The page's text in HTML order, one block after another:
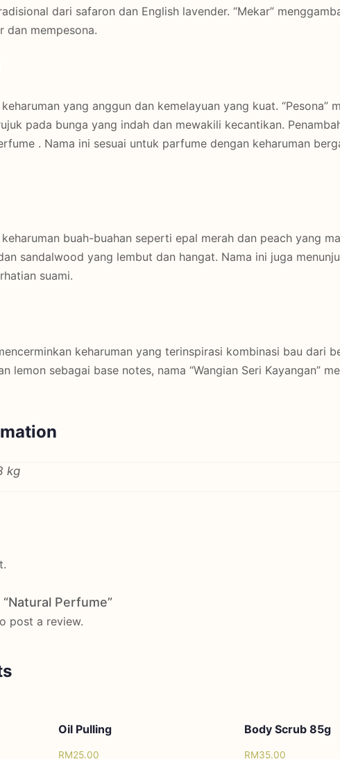
dari safaron dan English lavender. “Mekar”
dan mempesona.
yang anggun dan kemelayuan yang kuat.
pada bunga yang indah dan mewakili kecantikan.
. Nama ini sesuai untuk parfume dengan keharuman
buah-buahan seperti epal merah dan peach yang
sandalwood yang lembut dan hangat. Nama ini juga
suami.
keharuman yang terinspirasi kombinasi bau dari
lemon sebagai base notes, nama “Wangian Seri Kayangan”
kg
Perfume”
post a review.
Oil Pulling
RM25.00
Body Scrub 85g
RM35.00